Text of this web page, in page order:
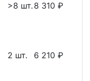
>8 шт. 8 310 ₽
2 шт. 6 210 ₽